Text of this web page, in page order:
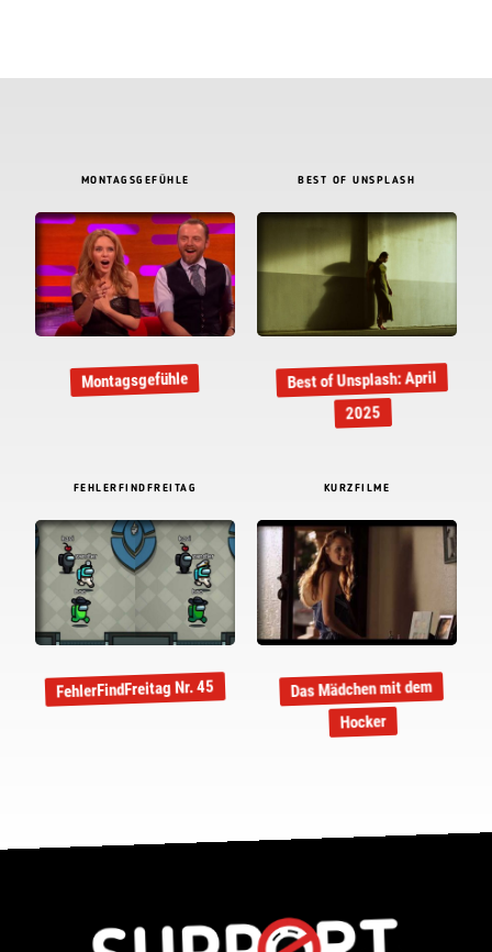
MONTAGSGEFÜHLE
Montagsgefühle
BEST OF UNSPLASH
Best of Unsplash: April
2025
FEHLERFINDFREITAG
FehlerFindFreitag Nr. 45
KURZFILME
Das Mädchen mit dem
Hocker